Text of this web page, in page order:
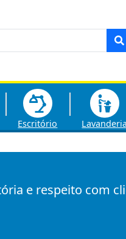
Escritório Lavanderia
e respeito com